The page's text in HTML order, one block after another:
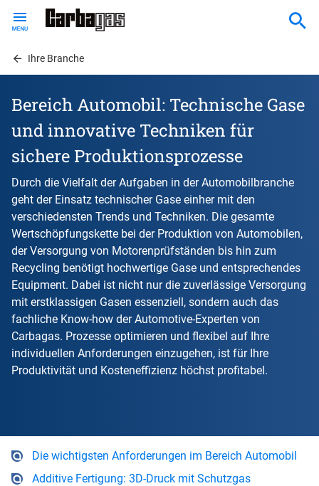
contentIhre Branche
Bereich Automobil: Technische Gase
und innovative Techniken für
sichere Produktionsprozesse
Durch die Vielfalt der Aufgaben in der Automobilbranche
geht der Einsatz technischer Gase einher mit den
verschiedensten Trends und Techniken. Die gesamte
Wertschöpfungskette bei der Produktion von Automobilen,
der Versorgung von Motorenprüfständen bis hin zum
Recycling benötigt hochwertige Gase und entsprechendes
Equipment. Dabei ist nicht nur die zuverlässige Versorgung
mit erstklassigen Gasen essenziell, sondern auch das
fachliche Know-how der Automotive-Experten von
Carbagas. Prozesse optimieren und flexibel auf Ihre
individuellen Anforderungen einzugehen, ist für Ihre
Produktivität und Kosteneffizienz höchst profitabel.
Die wichtigsten Anforderungen im Bereich Automobil
Additive Fertigung: 3D-Druck mit Schutzgas